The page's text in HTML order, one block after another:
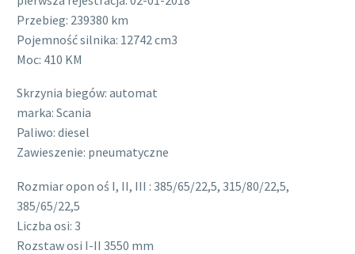
Przebieg: 239380 km
Pojemność silnika: 12742 cm3
Moc: 410 KM
Skrzynia biegów: automat
marka: Scania
Paliwo: diesel
Zawieszenie: pneumatyczne
Rozmiar opon oś I, II, III : 385/65/22,5, 315/80/22,5,
385/65/22,5
Liczba osi: 3
Rozstaw osi I-II 3550 mm